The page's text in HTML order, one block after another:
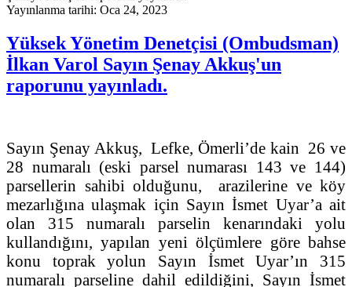
Yayınlanma tarihi: Oca 24, 2023
Yüksek Yönetim Denetçisi (Ombudsman)
İlkan Varol Sayın Şenay Akkuş'un
raporunu yayınladı.
Sayın Şenay Akkuş, Lefke, Ömerli’de kain 26 ve
28 numaralı (eski parsel numarası 143 ve 144)
parsellerin sahibi olduğunu, arazilerine ve köy
mezarlığına ulaşmak için Sayın İsmet Uyar’a ait
olan 315 numaralı parselin kenarındaki yolu
kullandığını, yapılan yeni ölçümlere göre bahse
konu toprak yolun Sayın İsmet Uyar’ın 315
numaralı parseline dahil edildiğini, Sayın İsmet